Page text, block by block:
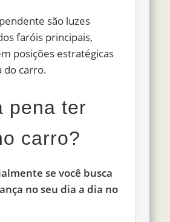
são luzes
faróis principais,
posições estratégicas
do carro.
pena ter
carro?
se você busca
no seu dia a dia no